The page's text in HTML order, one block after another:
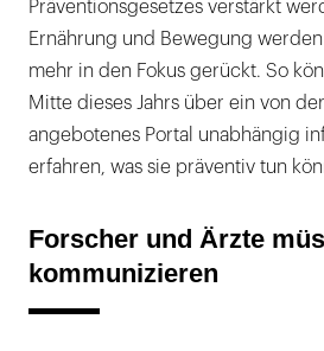
Präventionsgesetzes verstärkt
Ernährung und Bewegung
mehr in den Fokus gerückt. So
Mitte dieses Jahrs über ein von
angebotenes Portal unabhängig
erfahren, was sie präventiv tun
Forscher und Ärzte
kommunizieren